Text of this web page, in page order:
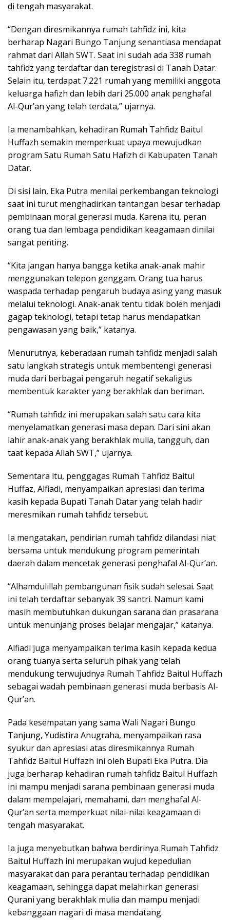
di tengah masyarakat.
“Dengan diresmikannya rumah tahfidz ini, kita
berharap Nagari Bungo Tanjung senantiasa mendapat
rahmat dari Allah SWT. Saat ini sudah ada 338 rumah
tahfidz yang terdaftar dan teregistrasi di Tanah Datar.
Selain itu, terdapat 7.221 rumah yang memiliki anggota
keluarga hafizh dan lebih dari 25.000 anak penghafal
Al-Qur’an yang telah terdata,” ujarnya.
Ia menambahkan, kehadiran Rumah Tahfidz Baitul
Huffazh semakin memperkuat upaya mewujudkan
program Satu Rumah Satu Hafizh di Kabupaten Tanah
Datar.
Di sisi lain, Eka Putra menilai perkembangan teknologi
saat ini turut menghadirkan tantangan besar terhadap
pembinaan moral generasi muda. Karena itu, peran
orang tua dan lembaga pendidikan keagamaan dinilai
sangat penting.
“Kita jangan hanya bangga ketika anak-anak mahir
menggunakan telepon genggam. Orang tua harus
waspada terhadap pengaruh budaya asing yang masuk
melalui teknologi. Anak-anak tentu tidak boleh menjadi
gagap teknologi, tetapi tetap harus mendapatkan
pengawasan yang baik,” katanya.
Menurutnya, keberadaan rumah tahfidz menjadi salah
satu langkah strategis untuk membentengi generasi
muda dari berbagai pengaruh negatif sekaligus
membentuk karakter yang berakhlak dan beriman.
“Rumah tahfidz ini merupakan salah satu cara kita
menyelamatkan generasi masa depan. Dari sini akan
lahir anak-anak yang berakhlak mulia, tangguh, dan
taat kepada Allah SWT,” ujarnya.
Sementara itu, penggagas Rumah Tahfidz Baitul
Huffaz, Alfiadi, menyampaikan apresiasi dan terima
kasih kepada Bupati Tanah Datar yang telah hadir
meresmikan rumah tahfidz tersebut.
Ia mengatakan, pendirian rumah tahfidz dilandasi niat
bersama untuk mendukung program pemerintah
daerah dalam mencetak generasi penghafal Al-Qur’an.
“Alhamdulillah pembangunan fisik sudah selesai. Saat
ini telah terdaftar sebanyak 39 santri. Namun kami
masih membutuhkan dukungan sarana dan prasarana
untuk menunjang proses belajar mengajar,” katanya.
Alfiadi juga menyampaikan terima kasih kepada kedua
orang tuanya serta seluruh pihak yang telah
mendukung terwujudnya Rumah Tahfidz Baitul Huffazh
sebagai wadah pembinaan generasi muda berbasis Al-
Qur’an.
Pada kesempatan yang sama Wali Nagari Bungo
Tanjung, Yudistira Anugraha, menyampaikan rasa
syukur dan apresiasi atas diresmikannya Rumah
Tahfidz Baitul Huffazh ini oleh Bupati Eka Putra. Dia
juga berharap kehadiran rumah tahfidz Baitul Huffazh
ini mampu menjadi sarana pembinaan generasi muda
dalam mempelajari, memahami, dan menghafal Al-
Qur’an serta memperkuat nilai-nilai keagamaan di
tengah masyarakat.
Ia juga menyebutkan bahwa berdirinya Rumah Tahfidz
Baitul Huffazh ini merupakan wujud kepedulian
masyarakat dan para perantau terhadap pendidikan
keagamaan, sehingga dapat melahirkan generasi
Qurani yang berakhlak mulia dan mampu menjadi
kebanggaan nagari di masa mendatang.